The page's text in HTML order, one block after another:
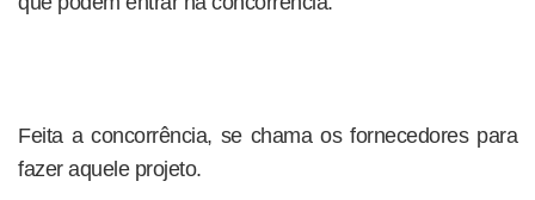
Feita a concorrência, se chama os fornecedores para
fazer aquele projeto.